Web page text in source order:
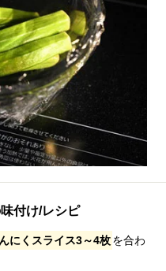
付け/レシピ
にくスライス3～4枚を合わ